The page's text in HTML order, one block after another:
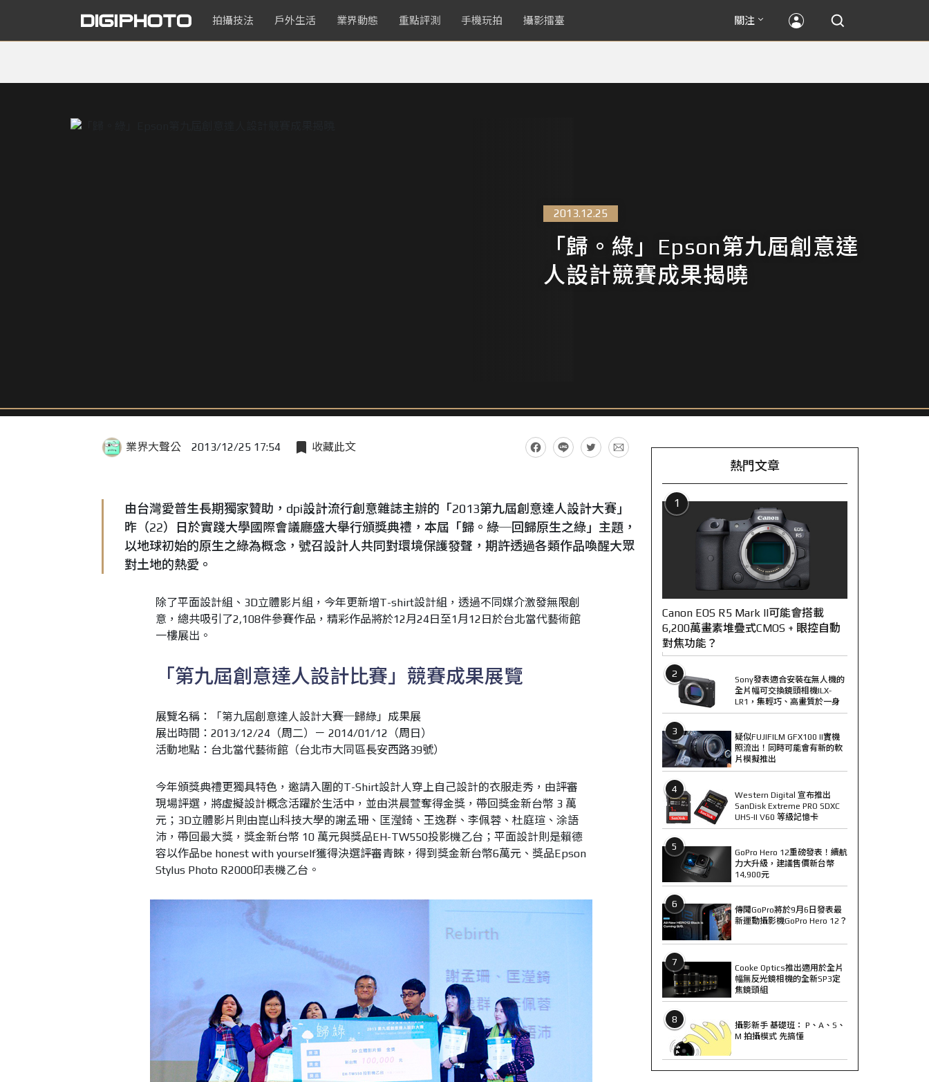
拍攝技法 戶外生活 業界動態 重點評測 手機玩拍 攝影擂臺 關注
2013.12.25
「歸。綠」Epson第九屆創意達
人設計競賽成果揭曉
業界大聲公 2013/12/25 17:54 收藏此文
由台灣愛普生長期獨家贊助，dpi設計流行創意雜誌主辦的「2013第九屆創意達人設計大賽」
昨（22）日於實踐大學國際會議廳盛大舉行頒獎典禮，本屆「歸。綠─回歸原生之綠」主題，
以地球初始的原生之綠為概念，號召設計人共同對環境保護發聲，期許透過各類作品喚醒大眾
對土地的熱愛。
除了平面設計組、3D立體影片組，今年更新增T-shirt設計組，透過不同媒介激發無限創
意，總共吸引了2,108件參賽作品，精彩作品將於12月24日至1月12日於台北當代藝術館
一樓展出。
「第九屆創意達人設計比賽」競賽成果展覽
展覽名稱：「第九屆創意達人設計大賽─歸綠」成果展
展出時間：2013/12/24（周二）－ 2014/01/12（周日）
活動地點：台北當代藝術館（台北市大同區長安西路39號）
今年頒獎典禮更獨具特色，邀請入圍的T-Shirt設計人穿上自己設計的衣服走秀，由評審
現場評選，將虛擬設計概念活躍於生活中，並由洪晨萱奪得金獎，帶回獎金新台幣 3 萬
元；3D立體影片則由崑山科技大學的謝孟珊、匡瀅錡、王逸群、李佩蓉、杜庭瑄、涂語
沛，帶回最大獎，獎金新台幣 10 萬元與獎品EH-TW550投影機乙台；平面設計則是賴德
容以作品be honest with yourself獲得決選評審青睞，得到獎金新台幣6萬元、獎品Epson
Stylus Photo R2000印表機乙台。
熱門文章
1
Canon EOS R5 Mark II可能會搭載
6,200萬畫素堆疊式CMOS + 眼控自動
對焦功能？
2
Sony發表適合安裝在無人機的
全片幅可交換鏡頭相機ILX-
LR1，集輕巧、高畫質於一身
3
疑似FUJIFILM GFX100 II實機
照流出！同時可能會有新的軟
片模擬推出
4
Western Digital 宣布推出
SanDisk Extreme PRO SDXC
UHS-II V60 等級記憶卡
5
GoPro Hero 12重磅發表！續航
力大升級，建議售價新台幣
14,900元
6
傳聞GoPro將於9月6日發表最
新運動攝影機GoPro Hero 12？
7
Cooke Optics推出適用於全片
幅無反光鏡相機的全新SP3定
焦鏡頭組
8
攝影新手 基礎班： P、A、S、
M 拍攝模式 先搞懂